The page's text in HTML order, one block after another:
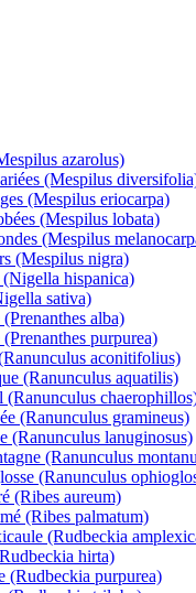
azarolus)
(Mespilus
(Mespilus eriocarpa)
(Mespilus lobata)
(Mespilus
(Mespilus nigra)
hispanica)
sativa)
alba)
purpurea)
aconitifolius)
(Ranunculus aquatilis)
(Ranunculus
(Ranunculus gramineus)
(Ranunculus lanuginosus)
(Ranunculus
(Ranunculus
(Ribes aureum)
(Ribes palmatum)
(Rudbeckia
hirta)
(Rudbeckia purpurea)